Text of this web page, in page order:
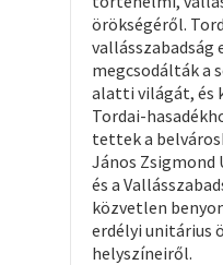
örökségéről.
vallásszabadság
megcsodálták a
alatti világát, és
Tordai-
tettek a
János
és a
közvetlen
erdélyi unitárius
helyszíneiről.